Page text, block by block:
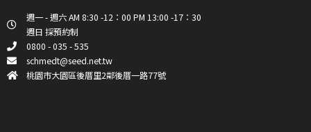
週一 - 週六 AM 8:30 -12：00 PM 13:00 -17：30
週日 採預約制
0800 - 035 - 535
schmedt@seed.net.tw
桃園市大園區後厝里2鄰後厝一路77號